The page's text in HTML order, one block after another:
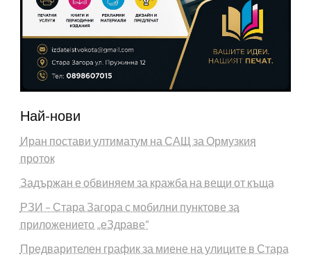
Най-нови
Иран постави ултиматум на САЩ за Ормузкия
проток
Задържан е обвиняем за кражба на вещи от къща
РЗИ – Стара Загора с мобилни пунктове за
приложението „еЗдраве“
Предварителен график за миене на улиците в Стара